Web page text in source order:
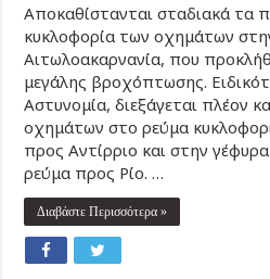
Αποκαθίστανται σταδιακά τα
κυκλοφορία των οχημάτων
Αιτωλοακαρνανία, που
μεγάλης βροχόπτωσης.
Αστυνομία, διεξάγεται πλέον
οχημάτων στο ρεύμα
προς Αντίρριο και στην
ρεύμα προς Ρίο. …
Διαβάστε Περισσότερα »